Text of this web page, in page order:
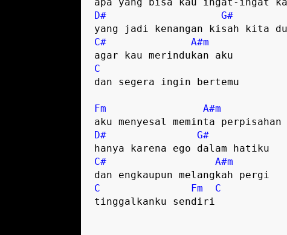
D#
G#
C#
A#m
C
dan segera ingin bertemu
Fm
A#m
D#
G#
C#
A#m
C
Fm
C
tinggalkanku sendiri